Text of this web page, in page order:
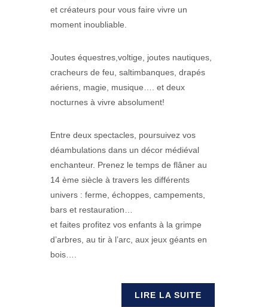
et créateurs pour vous faire vivre un
moment inoubliable.
Joutes équestres,voltige, joutes nautiques,
cracheurs de feu, saltimbanques, drapés
aériens, magie, musique…. et deux
nocturnes à vivre absolument!
Entre deux spectacles, poursuivez vos
déambulations dans un décor médiéval
enchanteur. Prenez le temps de flâner au
14 ème siècle à travers les différents
univers : ferme, échoppes, campements,
bars et restauration…
et faites profitez vos enfants à la grimpe
d’arbres, au tir à l’arc, aux jeux géants en
bois….
LIRE LA SUITE